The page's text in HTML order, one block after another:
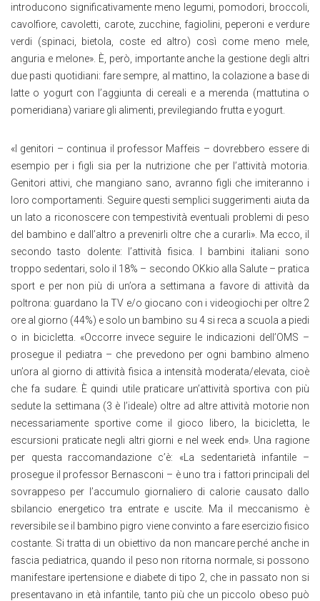
introducono significativamente meno legumi, pomodori, broccoli,
cavolfiore, cavoletti, carote, zucchine, fagiolini, peperoni e verdure
verdi (spinaci, bietola, coste ed altro) così come meno mele,
anguria e melone». È, però, importante anche la gestione degli altri
due pasti quotidiani: fare sempre, al mattino, la colazione a base di
latte o yogurt con l’aggiunta di cereali e a merenda (mattutina o
pomeridiana) variare gli alimenti, previlegiando frutta e yogurt.
«I genitori – continua il professor Maffeis – dovrebbero essere di
esempio per i figli sia per la nutrizione che per l’attività motoria.
Genitori attivi, che mangiano sano, avranno figli che imiteranno i
loro comportamenti. Seguire questi semplici suggerimenti aiuta da
un lato a riconoscere con tempestività eventuali problemi di peso
del bambino e dall’altro a prevenirli oltre che a curarli». Ma ecco, il
secondo tasto dolente: l’attività fisica. I bambini italiani sono
troppo sedentari, solo il 18% – secondo OKkio alla Salute – pratica
sport e per non più di un’ora a settimana a favore di attività da
poltrona: guardano la TV e/o giocano con i videogiochi per oltre 2
ore al giorno (44%) e solo un bambino su 4 si reca a scuola a piedi
o in bicicletta. «Occorre invece seguire le indicazioni dell’OMS –
prosegue il pediatra – che prevedono per ogni bambino almeno
un’ora al giorno di attività fisica a intensità moderata/elevata, cioè
che fa sudare. È quindi utile praticare un’attività sportiva con più
sedute la settimana (3 è l’ideale) oltre ad altre attività motorie non
necessariamente sportive come il gioco libero, la bicicletta, le
escursioni praticate negli altri giorni e nel week end». Una ragione
per questa raccomandazione c’è: «La sedentarietà infantile –
prosegue il professor Bernasconi – è uno tra i fattori principali del
sovrappeso per l’accumulo giornaliero di calorie causato dallo
sbilancio energetico tra entrate e uscite. Ma il meccanismo è
reversibile se il bambino pigro viene convinto a fare esercizio fisico
costante. Si tratta di un obiettivo da non mancare perché anche in
fascia pediatrica, quando il peso non ritorna normale, si possono
manifestare ipertensione e diabete di tipo 2, che in passato non si
presentavano in età infantile, tanto più che un piccolo obeso può